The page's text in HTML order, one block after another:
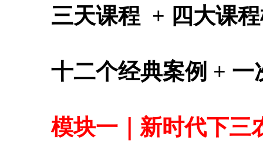
三天课程 + 四大课程
十二个经典案例 + 一
模块一｜新时代下三